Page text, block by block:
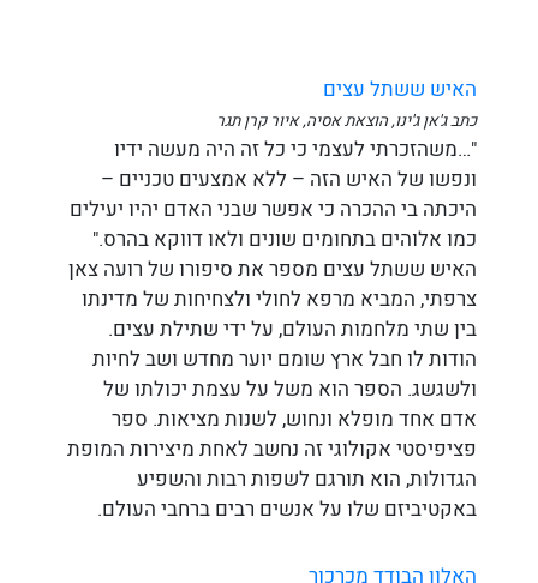
האיש ששתל עצים
כתב ג'אן ג'ינו, הוצאת אסיה, איור קרן תגר
"…משהזכרתי לעצמי כי כל זה היה מעשה ידיו
ונפשו של האיש הזה – ללא אמצעים טכניים –
היכתה בי ההכרה כי אפשר שבני האדם יהיו יעילים
כמו אלוהים בתחומים שונים ולאו דווקא בהרס."
האיש ששתל עצים מספר את סיפורו של רועה צאן
צרפתי, המביא מרפא לחולי ולצחיחות של מדינתו
בין שתי מלחמות העולם, על ידי שתילת עצים.
הודות לו חבל ארץ שומם יוער מחדש ושב לחיות
ולשגשג. הספר הוא משל על עצמת יכולתו של
אדם אחד מופלא ונחוש, לשנות מציאות. ספר
פציפיסטי אקולוגי זה נחשב לאחת מיצירות המופת
הגדולות, הוא תורגם לשפות רבות והשפיע
באקטיביזם שלו על אנשים רבים ברחבי העולם.
האלון הבודד מכרכור